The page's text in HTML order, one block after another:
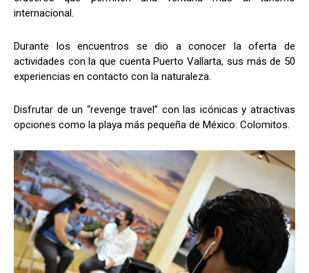
internacional.
Durante los encuentros se dio a conocer la oferta de
actividades con la que cuenta Puerto Vallarta, sus más de 50
experiencias en contacto con la naturaleza.
Disfrutar de un “revenge travel” con las icónicas y atractivas
opciones como la playa más pequeña de México: Colomitos.